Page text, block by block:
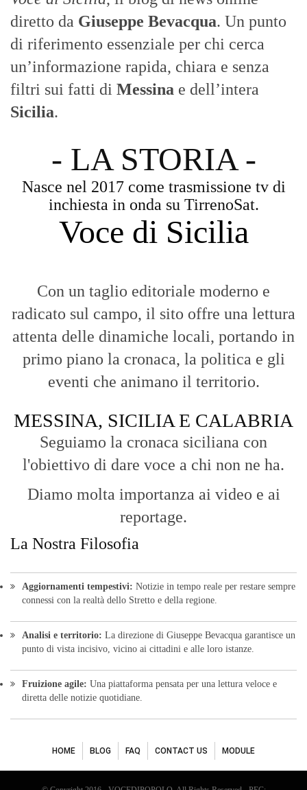
diretto da Giuseppe Bevacqua. Un punto
di riferimento essenziale per chi cerca
un’informazione rapida, chiara e senza
filtri sui fatti di Messina e dell’intera
Sicilia.
- LA STORIA -
Nasce nel 2017 come trasmissione tv di
inchiesta in onda su TirrenoSat.
Voce di Sicilia
Con un taglio editoriale moderno e
radicato sul campo, il sito offre una lettura
attenta delle dinamiche locali, portando in
primo piano la cronaca, la politica e gli
eventi che animano il territorio.
MESSINA, SICILIA E CALABRIA
Seguiamo la cronaca siciliana con
l'obiettivo di dare voce a chi non ne ha.
Diamo molta importanza ai video e ai
reportage.
La Nostra Filosofia
Aggiornamenti tempestivi: Notizie in tempo reale per restare sempre
connessi con la realtà dello Stretto e della regione.
Analisi e territorio: La direzione di Giuseppe Bevacqua garantisce un
punto di vista incisivo, vicino ai cittadini e alle loro istanze.
Fruizione agile: Una piattaforma pensata per una lettura veloce e
diretta delle notizie quotidiane.
HOME BLOG FAQ CONTACT US MODULE